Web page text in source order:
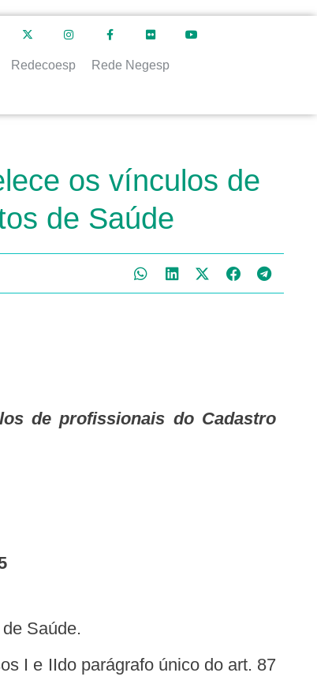
Redecoesp Rede Negesp
os vínculos de
de Saúde
Saúde.